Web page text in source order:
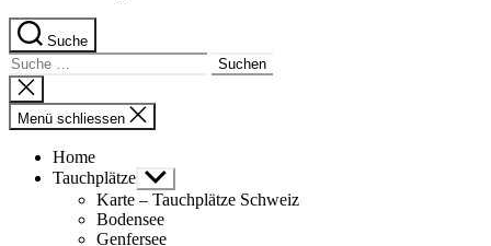
Suche
Suche
nach:
Suche
schliessen
Menü schliessen
Home
Tauchplätze Untermenü
anzeigen
Karte – Tauchplätze Schweiz
Bodensee
Genfersee